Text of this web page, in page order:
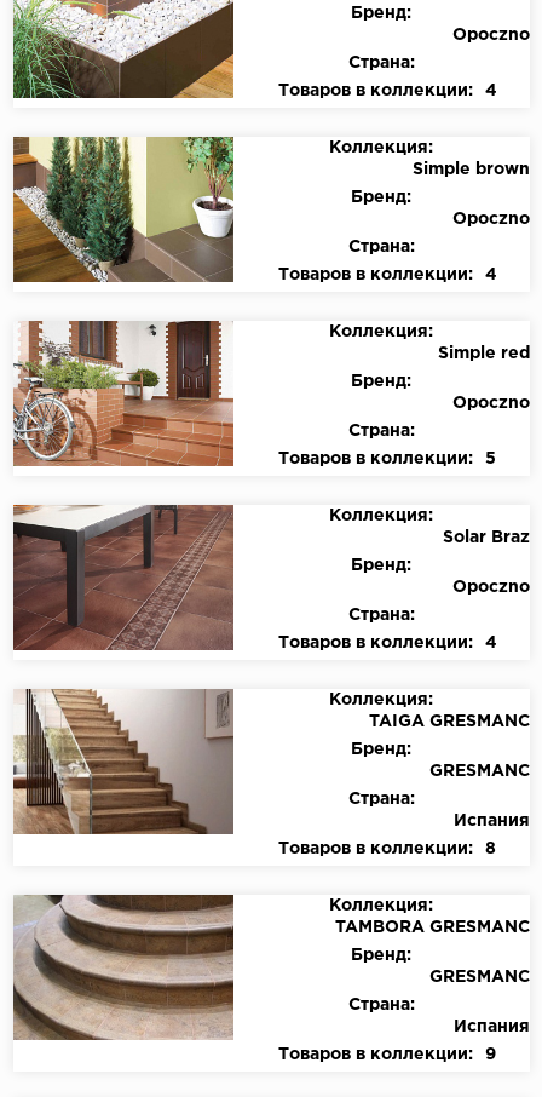
Бренд:
Opoczno
Страна:
Товаров в коллекции:
4
Коллекция:
Simple brown
Бренд:
Opoczno
Страна:
Товаров в коллекции:
4
Коллекция:
Simple red
Бренд:
Opoczno
Страна:
Товаров в коллекции:
5
Коллекция:
Solar Braz
Бренд:
Opoczno
Страна:
Товаров в коллекции:
4
Коллекция:
TAIGA GRESMANC
Бренд:
GRESMANC
Страна:
Испания
Товаров в коллекции:
8
Коллекция:
TAMBORA GRESMANC
Бренд:
GRESMANC
Страна:
Испания
Товаров в коллекции:
9